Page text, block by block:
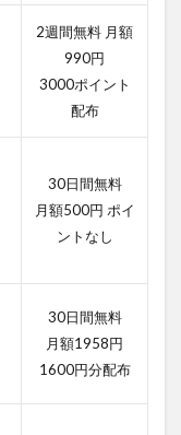
2週間無料 月額
990円
3000ポイント
配布
30日間無料
月額500円 ポイ
ントなし
30日間無料
月額1958円
1600円分配布